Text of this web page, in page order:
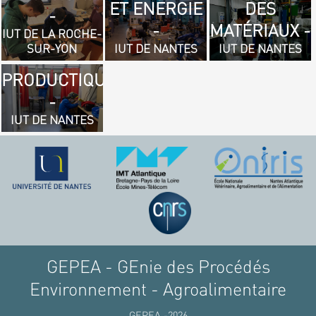
-
IUT DE LA ROCHE-
SUR-YON
ET ENERGIE
-
IUT DE NANTES
DES
MATÉRIAUX -
IUT DE NANTES
- GÉNIE
MÉCANIQUE
ET
PRODUCTIQUE
-
IUT DE NANTES
GEPEA - GEnie des Procédés
Environnement - Agroalimentaire